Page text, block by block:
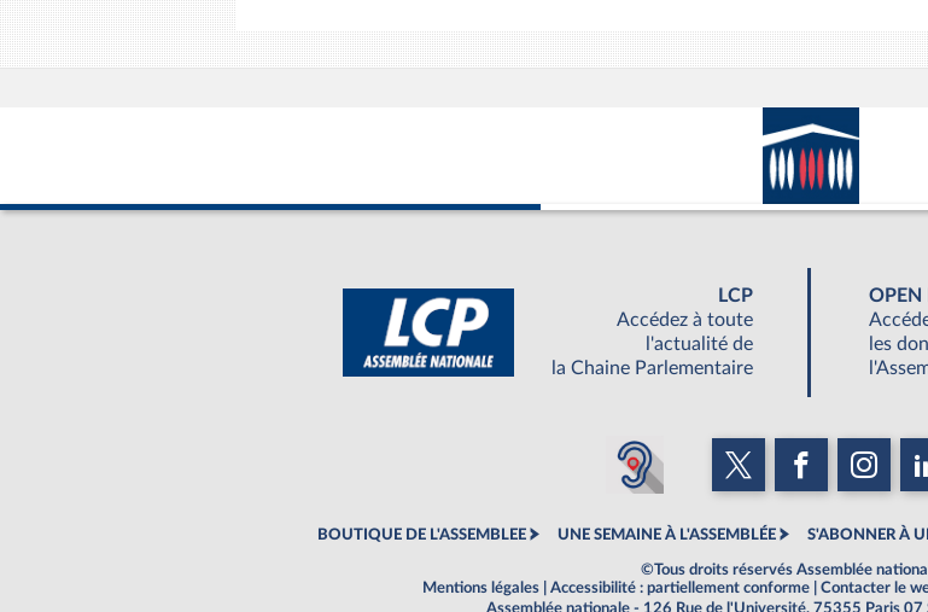
LCP
Accédez à toute
l'actualité de
la Chaine Parlementaire
OPEN
les
BOUTIQUE DE L'ASSEMBLEE UNE SEMAINE À L'ASSEMBLÉE S'ABONNER À
©Tous droits réservés Assemblée
Mentions légales
Accessibilité : partiellement conforme Contacter le
Assemblée nationale - 126 Rue de l'Université, 75355 Paris